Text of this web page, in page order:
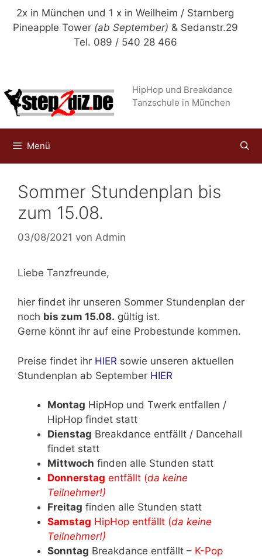
Zum
Inhalt
2x in München und 1 x in Weilheim / Starnberg
Pineapple Tower (ab September) & Sedanstr.29
Tel. 089 / 540 28 466
HipHop und Breakdance
Tanzschule in München
Menü
Sommer Stundenplan bis
zum 15.08.
03/08/2021 von Admin
Liebe Tanzfreunde,
hier findet ihr unseren Sommer Stundenplan der
noch bis zum 15.08. gültig ist.
Gerne könnt ihr auf eine Probestunde kommen.
Preise findet ihr HIER sowie unseren aktuellen
Stundenplan ab September HIER
Montag HipHop und Twerk entfallen /
HipHop findet statt
Dienstag Breakdance entfällt / Dancehall
findet statt
Mittwoch finden alle Stunden statt
Donnerstag entfällt (da keine
Teilnehmer!)
Freitag finden alle Stunden statt
Samstag HipHop entfällt (da keine
Teilnehmer!)
Sonntag Breakdance entfällt – K-Pop